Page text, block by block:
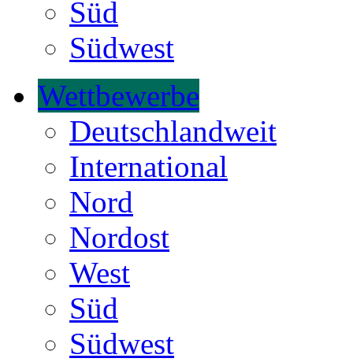
Süd
Südwest
Wettbewerbe
Deutschlandweit
International
Nord
Nordost
West
Süd
Südwest